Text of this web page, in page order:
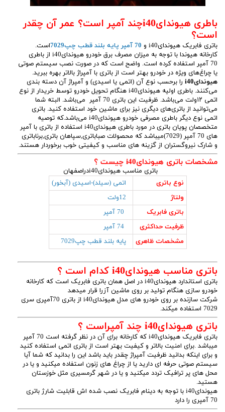
باطری هیوندایi40چند آمپر است؟ عمر آن چقدر
است؟
باتری فابریک هیوندایi40 و 70 آمپر پایه بلند قطب چپ7029
است.
کارخانه هیوندا با توجه به میزان مصرف برق خودرو هیوندایi40 از باطری
70 آمپر استفاده کرده است. واضح است که در صورت نصب سیستم صوتی
یا چراغ‌های ویژه در خودرو بهتر است از باتری با آمپراژ بالاتر بهره ببرید.
هیوندایi40
را برحسب نوع آن (اتمی یا اسیدی) و آمپراژ آن دسته بندی
می‌کنند. باطری اولیه هیوندایi40 هنگام تحویل خودرو توسط خریدار از نوع
اتمی ۱۲ولت می‌باشد. ظرفیت این باتری 70 آمپر می‌باشد. البته شما
می‌توانید از باتری‌های دیگری نیز برای ماشین خود استفاده کنید. باتری
اتمی نوع دیگر باطری مصرفی خودرو هیوندایi40 می‌باشد.که توصیه
متخصصان پویان باتری در مورد باطری هیوندایi40 استفاده از باتری با آمپر
های 70 آمپر (7029)میباشد که محصولات صباباتری,سپاهان باتری,برناباتری
و شارک نیروگستران از گزینه های مناسب و کیفیتی خوب برخوردار هستند.
مشخصات باتری هیوندایi40 چیست ؟
باتری مناسب هیوندایi40دراصفهان
نوع باتری
اتمی (سیلد)-اسیدی (آبخور)
ولتاژ
باتری فابریک
ظرفیت حداکثری
74 آمپر
مشخصات ظاهری
پایه بلند قطب چپ7029
باتری مناسب هیوندایi40 کدام است ؟
باتری استاندارد هیوندایi40 در اصل همان باتری فابریک است که کارخانه
خودرو سازی هنگام تولید بر روی ماشین آزرا قرار میدهد
شرکت سازنده بر روی خودرو های مدل هیوندایi40 از باتری 70آمپری سری
7029 استفاده میکند.
باتری هیوندایi40 چند آمپراست ؟
باتری فابریک هیوندایi40 که کارخانه برای آن در نظر گرفته است 70 آمپر
میباشد .برای امنیت بالاتر و کیفیت بهتر است از باتری اتمی استفاده کنید
و برای اینکه بدانید ظرفیت آمپراژ چقدر باید باشد این را بدانید که شما آیا
سیستم صوتی حرفه ای دارید یا از چراغ های زنون استفاده میکنید و یا در
محل های پر ترافیک تردد میکنید و یا در شهر گرمسیری مثل خوزستان
هستید.
هیوندایi40 با توجه به دینام فابریک نصب شده اش قابلیت شارژ باتری
70 آمپری را دارد